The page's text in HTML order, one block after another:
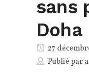
sans
Doha
27
Publié par